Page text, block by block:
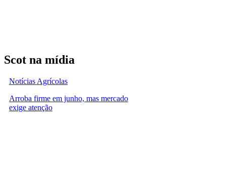
Scot na mídia
Notícias Agrícolas
Arroba firme em junho, mas mercado
exige atenção